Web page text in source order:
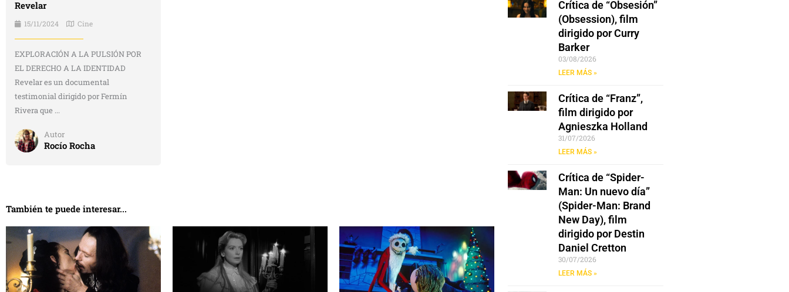
Revelar
15/11/2024 Cine
EXPLORACIÓN A LA PULSIÓN POR
EL DERECHO A LA IDENTIDAD
Revelar es un documental
testimonial dirigido por Fermín
Rivera que ...
Autor
Rocío Rocha
También te puede interesar...
Crítica de “Obsesión”
(Obsession), film
dirigido por Curry
Barker
03/08/2026
LEER MÁS »
Crítica de “Franz”,
film dirigido por
Agnieszka Holland
31/07/2026
LEER MÁS »
Crítica de “Spider-
Man: Un nuevo día”
(Spider-Man: Brand
New Day), film
dirigido por Destin
Daniel Cretton
30/07/2026
LEER MÁS »